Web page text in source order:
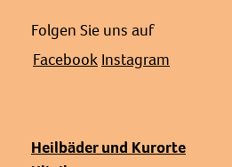
Folgen Sie uns auf
Facebook Instagram
Heilbäder und Kurorte